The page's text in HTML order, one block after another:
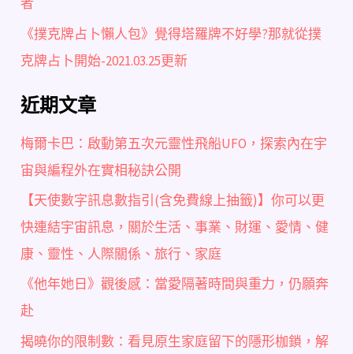
者
《撲克牌占卜懶人包》覺得塔羅牌不好學?那就從撲
克牌占卜開始-2021.03.25更新
近期文章
梅爾卡巴：啟動第五次元靈性飛船UFO，探索內在宇
宙與編程外在實相秘訣公開
【天使數字訊息數指引(含免費線上抽籤)】你可以更
快連結宇宙訊息，關於生活、事業、財運、愛情、健
康、靈性、人際關係、旅行、家庭
《他年她日》觀後感：當愛隔著時間與重力，仍願奔
赴
揭曉你的限制數：看見原生家庭留下的隱形枷鎖，解